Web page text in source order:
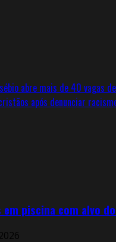
abre mais de 40 vagas
após denunciar
piscina com alvo do